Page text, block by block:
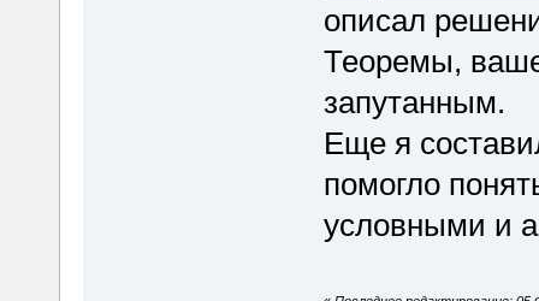
описал
Теоремы,
запутанным.
Еще я
помогло
условными и